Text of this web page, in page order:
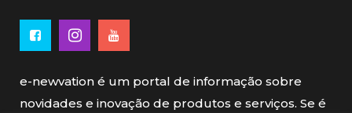
e-newvation é um portal de informação sobre
novidades e inovação de produtos e serviços. Se é